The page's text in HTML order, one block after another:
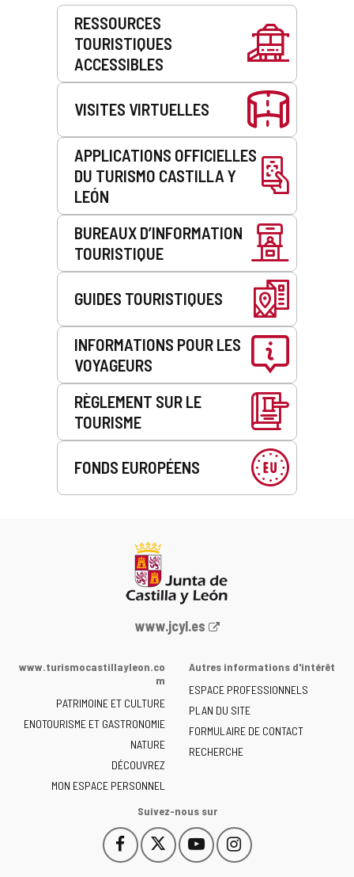
Prestations
RESSOURCES
TOURISTIQUES
ACCESSIBLES
VISITES VIRTUELLES
APPLICATIONS OFFICIELLES
DU TURISMO CASTILLA Y
LEÓN
BUREAUX D’INFORMATION
TOURISTIQUE
GUIDES TOURISTIQUES
INFORMATIONS POUR LES
VOYAGEURS
RÈGLEMENT SUR LE
TOURISME
FONDS EUROPÉENS
Portail
la
de
Castilla
y
León
-
www.jcyl.es
www.turismocastillayleon.co
m
PATRIMOINE ET CULTURE
ENOTOURISME ET GASTRONOMIE
NATURE
DÉCOUVREZ
MON ESPACE PERSONNEL
Autres informations d'intérêt
ESPACE PROFESSIONNELS
PLAN DU SITE
FORMULAIRE DE CONTACT
RECHERCHE
Suivez-nous sur
Facebook
Este
enlace
Este
enlace
YouTube
Este
enlace
Instagram
Este
enlace